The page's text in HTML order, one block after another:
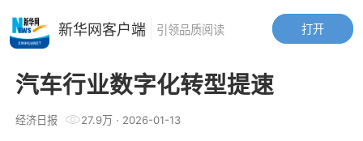
汽车行业数字化转型提速
经济日报 27.9万· 2026-01-13
打开
新华网客户端 引领品质阅读